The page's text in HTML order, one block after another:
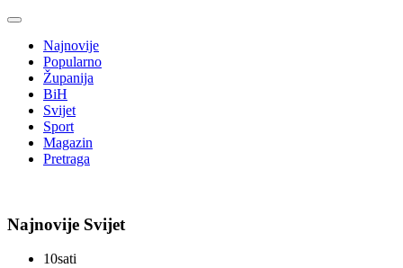
Najnovije
Popularno
Županija
BiH
Svijet
Sport
Magazin
Pretraga
Najnovije Svijet
10sati